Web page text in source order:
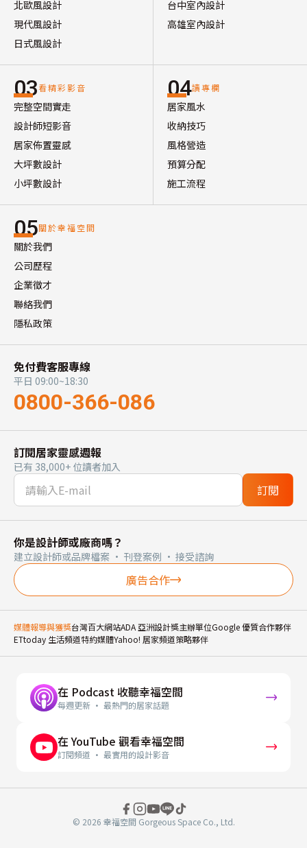
北歐風設計
現代風設計
日式風設計
台中室內設計
高雄室內設計
03看精彩影音
完整空間實走
設計師短影音
居家佈置靈感
大坪數設計
小坪數設計
04讀專欄
居家風水
收納技巧
風格營造
預算分配
施工流程
05關於幸福空間
關於我們
公司歷程
企業徵才
聯絡我們
隱私政策
免付費客服專線
平日 09:00~18:30
0800-366-086
訂閱居家靈感週報
已有 38,000+ 位讀者加入
訂閱
你是設計師或廠商嗎？
建立設計師或品牌檔案 · 刊登案例 · 接受諮詢
廣告合作
媒體報導與獲獎台灣百大網站ADA 亞洲設計獎主辦單位Google 優質合作夥伴
ETtoday 生活頻道特約媒體Yahoo! 居家頻道策略夥伴
在 Podcast 收聽幸福空間
每週更新 · 最熱門的居家話題
在 YouTube 觀看幸福空間
訂閱頻道 · 最實用的設計影音
© 2026 幸福空間 Gorgeous Space Co., Ltd.